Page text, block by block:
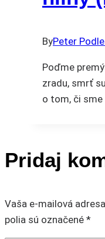
ByPeter
Poďme
zradu, smrť
o tom, či
Pridaj
Vaša e-mailová
polia sú označené *